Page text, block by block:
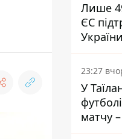
Лише
ЄС
23:27
У
матчу